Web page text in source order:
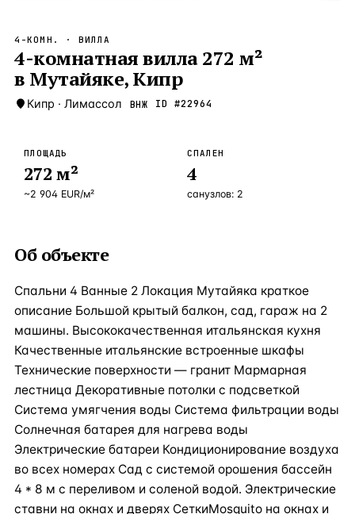
Новороссийск —Локация
Стамбул —Локация
Анталия
ЧАСТО ИЩУТ
Турция
4-КОМН. · ВИЛЛА
4-комнатная вилла 272 м²
в Мутайяке, Кипр
Кипр · Лимассол ВНЖ ID #22964
ПЛОЩАДЬ
272 м²
~2 904 EUR/м²
СПАЛЕН
4
санузлов: 2
Об объекте
Спальни 4 Ванные 2 Локация Мутайяка краткое
описание Большой крытый балкон, сад, гараж на 2
машины. Высококачественная итальянская кухня
Качественные итальянские встроенные шкафы
Технические поверхности — гранит Мармарная
лестница Декоративные потолки с подсветкой
Система умягчения воды Система фильтрации воды
Солнечная батарея для нагрева воды
Электрические батареи Кондиционирование воздуха
во всех номерах Сад с системой орошения бассейн
4 * 8 м с переливом и соленой водой. Электрические
ставни на окнах и дверях СеткиMosquito на окнах и